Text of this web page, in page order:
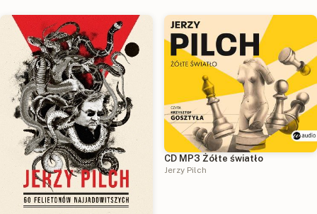
CD MP3 Żółte światło
Jerzy Pilch